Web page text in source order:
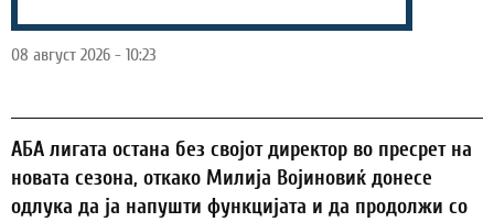
08 август 2026 - 10:23
АБА лигата остана без својот директор во пресрет на
новата сезона, откако Милија Војиновиќ донесе
одлука да ја напушти функцијата и да продолжи со